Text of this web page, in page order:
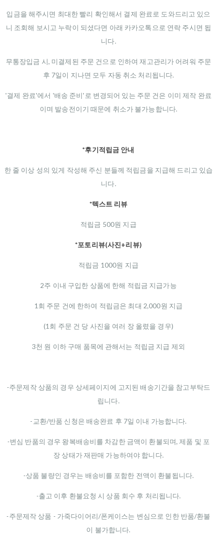
입금을 해주시면 최대한 빨리 확인해서 결제 완료로 도와드리고 있으
니 조회해 보시고 누락이 되셨다면 아래 카카오톡으로 연락 주시면 됩
니다.
무통장입금 시, 미결제된 주문 건으로 인하여 재고관리가 어려워 주문
후 7일이 지나면 모두 자동 취소 처리됩니다.
'결제 완료'에서 '배송 준비'로 변경되어 있는 주문 건은 이미 제작 완료
이며 발송전이기 때문에 취소가 불가능합니다.
*후기적립금 안내
한 줄 이상 성의 있게 작성해 주신 분들께 적립금을 지급해 드리고 있습
니다.
*텍스트 리뷰
적립금 500원 지급
*포토리뷰(사진+리뷰)
적립금 1000원 지급
2주 이내 구입한 상품에 한해 적립금 지급가능
1회 주문 건에 한하여 적립금은 최대 2,000원 지급
(1회 주문 건 당 사진을 여러 장 올렸을 경우)
3천 원 이하 구매 품목에 관해서는 적립금 지급 제외
-주문제작 상품의 경우 상세페이지에 고지된 배송기간을 참고부탁드
립니다.
-교환/반품 신청은 배송완료 후 7일 이내 가능합니다.
-변심 반품의 경우 왕복배송비를 차감한 금액이 환불되며, 제품 및 포
장 상태가 재판매 가능하여야 합니다.
-상품 불량인 경우는 배송비를 포함한 전액이 환불됩니다.
-출고 이후 환불요청 시 상품 회수 후 처리됩니다.
-주문제작 상품 - 가죽다이어리/폰케이스는 변심으로 인한 반품/환불
이 불가합니다.